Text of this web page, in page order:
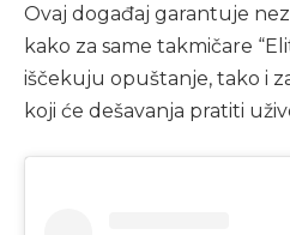
Ovaj događaj garantuje
kako za same takmičare
iščekuju opuštanje, tako i
koji će dešavanja pratiti